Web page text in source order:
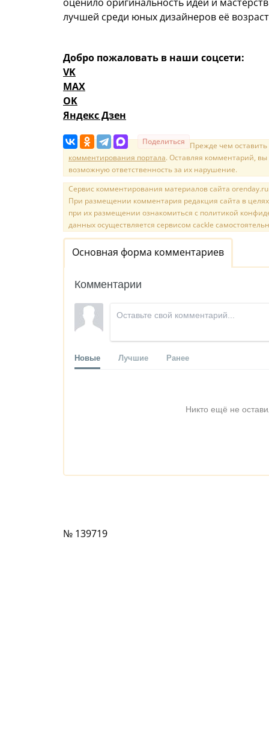
лучшей среди юных дизайнеров её
Добро пожаловать в наши соцсети:
VK
MAX
OK
Яндекс Дзен
Поделиться Прежде чем
комментирования портала. Оставляя комментарий,
возможную ответственность за их нарушение.
Сервис комментирования материалов сайта
При размещении комментария редакция сайта в
при их размещении ознакомиться с политикой
данных осуществляется сервисом cackle
Основная форма комментариев
Комментарии
Новые Лучшие Ранее
Никто ещё не
№ 139719